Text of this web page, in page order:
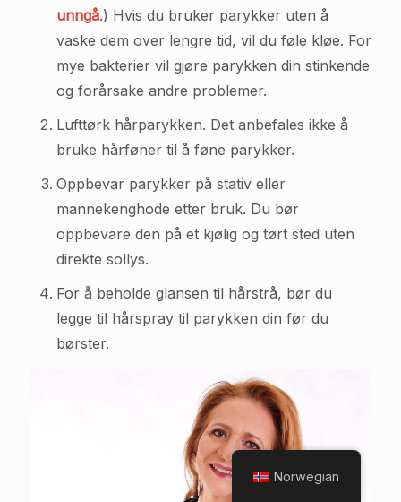
unngå.) Hvis du bruker parykker uten å
vaske dem over lengre tid, vil du føle kløe. For
mye bakterier vil gjøre parykken din stinkende
og forårsake andre problemer.
Lufttørk hårparykken. Det anbefales ikke å
bruke hårføner til å føne parykker.
Oppbevar parykker på stativ eller
mannekenghode etter bruk. Du bør
oppbevare den på et kjølig og tørt sted uten
direkte sollys.
For å beholde glansen til hårstrå, bør du
legge til hårspray til parykken din før du
børster.
Norwegian